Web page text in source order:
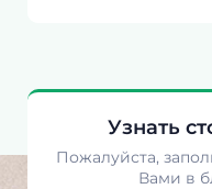
Узнать
Пожалуйста,
Вами в